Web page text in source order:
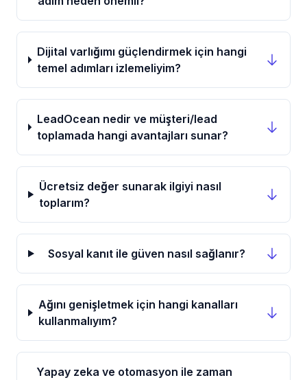
Dijital varlığımı güçlendirmek için hangi
temel adımları izlemeliyim?
LeadOcean nedir ve müşteri/lead
toplamada hangi avantajları sunar?
Ücretsiz değer sunarak ilgiyi nasıl
toplarım?
Sosyal kanıt ile güven nasıl sağlanır?
Ağını genişletmek için hangi kanalları
kullanmalıyım?
Yapay zeka ve otomasyon ile zaman